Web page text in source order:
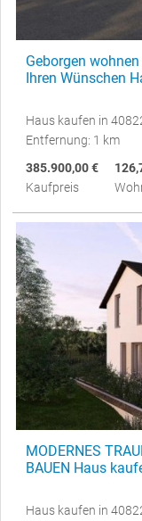
Geborgen
Ihren Wünschen
Haus kaufen in
Entfernung: 1 km
385.900,00 €
Kaufpreis
MODERNES
BAUEN Haus
Haus kaufen in